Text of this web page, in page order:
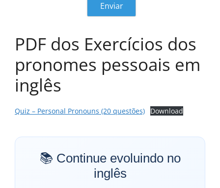
PDF dos Exercícios dos
pronomes pessoais em
inglês
Quiz – Personal Pronouns (20 questões) Download
📚 Continue evoluindo no
inglês